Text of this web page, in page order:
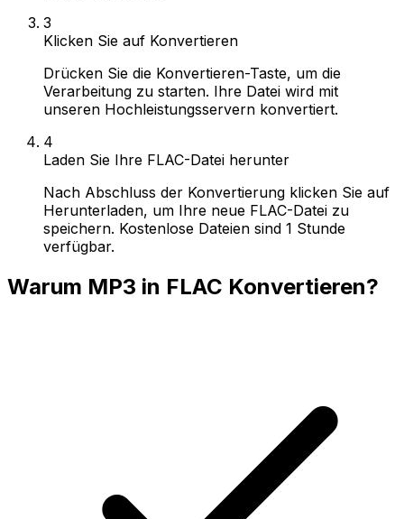
3
Klicken Sie auf Konvertieren
Drücken Sie die Konvertieren-Taste, um die
Verarbeitung zu starten. Ihre Datei wird mit
unseren Hochleistungsservern konvertiert.
4
Laden Sie Ihre FLAC-Datei herunter
Nach Abschluss der Konvertierung klicken Sie auf
Herunterladen, um Ihre neue FLAC-Datei zu
speichern. Kostenlose Dateien sind 1 Stunde
verfügbar.
Warum MP3 in FLAC Konvertieren?